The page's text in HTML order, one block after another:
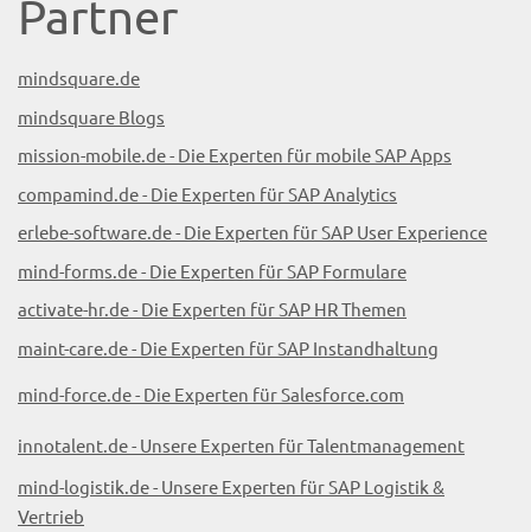
Partner
mindsquare.de
mindsquare Blogs
mission-mobile.de - Die Experten für mobile SAP Apps
compamind.de - Die Experten für SAP Analytics
erlebe-software.de - Die Experten für SAP User Experience
mind-forms.de - Die Experten für SAP Formulare
activate-hr.de - Die Experten für SAP HR Themen
maint-care.de - Die Experten für SAP Instandhaltung
mind-force.de - Die Experten für Salesforce.com
innotalent.de - Unsere Experten für Talentmanagement
mind-logistik.de - Unsere Experten für SAP Logistik &
Vertrieb